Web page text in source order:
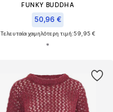
FUNKY BUDDHA
50,96 €
Τελευταία χαμηλότερη τιμή:59,95 €